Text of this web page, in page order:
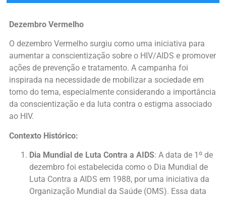
Dezembro Vermelho
O dezembro Vermelho surgiu como uma iniciativa para
aumentar a conscientização sobre o HIV/AIDS e promover
ações de prevenção e tratamento. A campanha foi
inspirada na necessidade de mobilizar a sociedade em
torno do tema, especialmente considerando a importância
da conscientização e da luta contra o estigma associado
ao HIV.
Contexto Histórico:
Dia Mundial de Luta Contra a AIDS: A data de 1º de
dezembro foi estabelecida como o Dia Mundial de
Luta Contra a AIDS em 1988, por uma iniciativa da
Organização Mundial da Saúde (OMS). Essa data